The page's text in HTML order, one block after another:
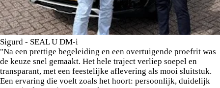
Sigurd - SEAL U DM-i
"Na een prettige begeleiding en een overtuigende proefrit was
de keuze snel gemaakt. Het hele traject verliep soepel en
transparant, met een feestelijke aflevering als mooi sluitstuk.
Een ervaring die voelt zoals het hoort: persoonlijk, duidelijk